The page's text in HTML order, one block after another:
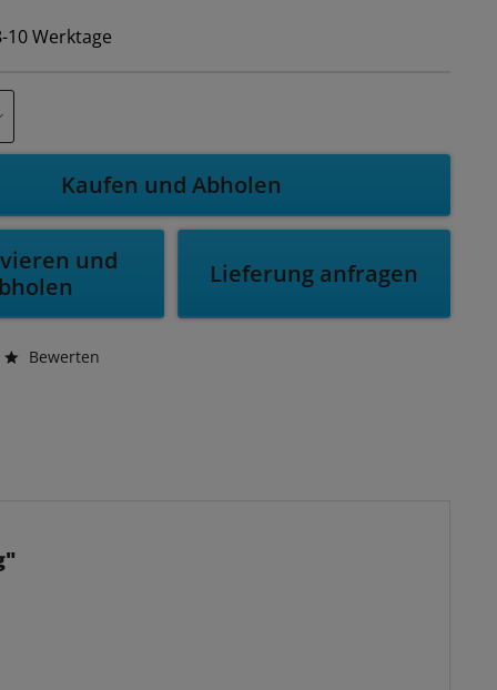
Werktage
Kaufen und Abholen
und
Lieferung anfragen
Bewerten